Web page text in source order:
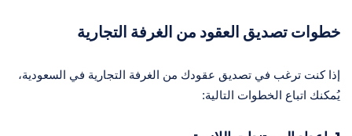
خطوات تصديق العقود من الغرفة التجارية
إذا كنت ترغب في تصديق عقودك من الغرفة التجارية في السعودية،
يُمكنك اتباع الخطوات التالية: